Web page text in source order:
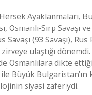
Ayaklanmaları,
Osmanlı-Sırp Savaşı
Savaşı (93 Savaşı),
ulaştığı dönemdi.
Osmanlılara dikte
Büyük Bulgaristan’ın
siyasi zaferiydi.